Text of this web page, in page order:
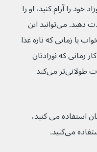
نوزاد خود را آرام کنید، او را
به خواب رفتن بدون حضور خود عادت دهید. می‌توانید این
یا زمانی که تازه غذا
زمانی که نوزادتان
شروع به هوشیاری بیشتر یا برای مدت طولانی‌تر می‌کند
استفاده می کنید،
می‌کنید.